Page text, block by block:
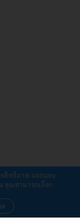
ะสิทธิภาพ และมอบ
คุณสามารถเลือก